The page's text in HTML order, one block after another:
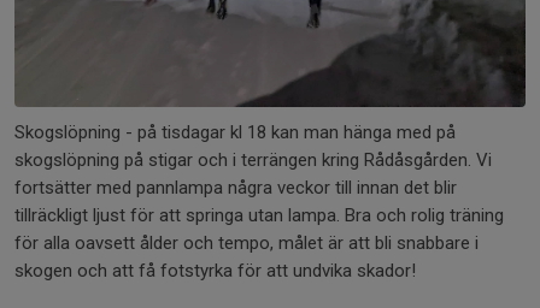
Skogslöpning - på tisdagar kl 18 kan man hänga med på
skogslöpning på stigar och i terrängen kring Rådåsgården. Vi
fortsätter med pannlampa några veckor till innan det blir
tillräckligt ljust för att springa utan lampa. Bra och rolig träning
för alla oavsett ålder och tempo, målet är att bli snabbare i
skogen och att få fotstyrka för att undvika skador!